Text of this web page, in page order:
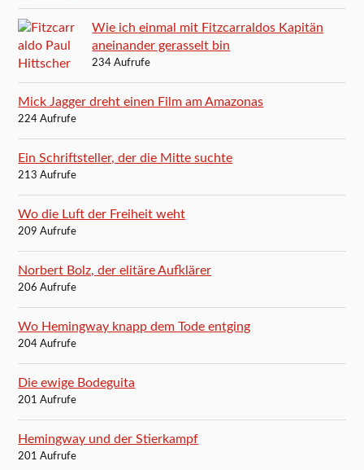
Wie ich einmal mit Fitzcarraldos Kapitän
aneinander gerasselt bin
234 Aufrufe
Mick Jagger dreht einen Film am Amazonas
224 Aufrufe
Ein Schriftsteller, der die Mitte suchte
213 Aufrufe
Wo die Luft der Freiheit weht
209 Aufrufe
Norbert Bolz, der elitäre Aufklärer
206 Aufrufe
Wo Hemingway knapp dem Tode entging
204 Aufrufe
Die ewige Bodeguita
201 Aufrufe
Hemingway und der Stierkampf
201 Aufrufe